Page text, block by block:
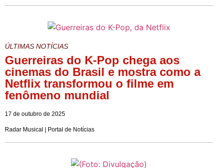
ÚLTIMAS NOTÍCIAS
Guerreiras do K-Pop chega aos
cinemas do Brasil e mostra como a
Netflix transformou o filme em
fenômeno mundial
17 de outubro de 2025
Radar Musical | Portal de Notícias